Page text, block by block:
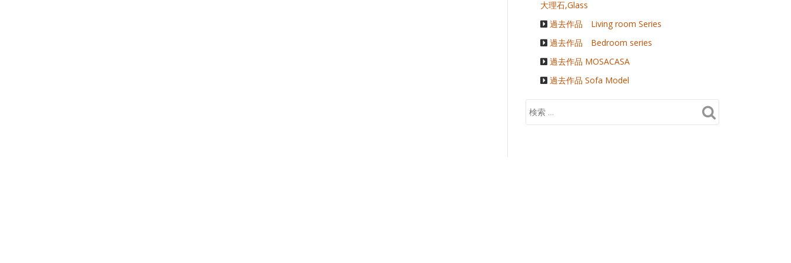
大理石,Glass
過去作品 Living room Series
過去作品 Bedroom series
過去作品 MOSACASA
過去作品 Sofa Model